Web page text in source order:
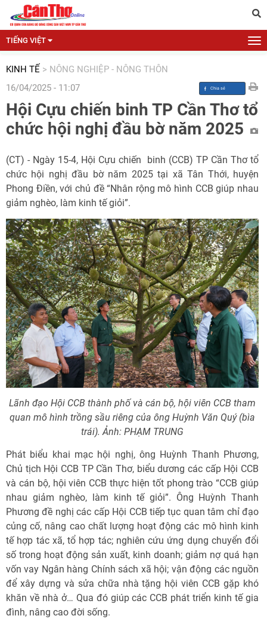
TIẾNG VIỆT
KINH TẾ > NÔNG NGHIỆP - NÔNG THÔN
16/04/2025 - 11:07
Hội Cựu chiến binh TP Cần Thơ tổ
chức hội nghị đầu bờ năm 2025
(CT) - Ngày 15-4, Hội Cựu chiến binh (CCB) TP Cần Thơ tổ
chức hội nghị đầu bờ năm 2025 tại xã Tân Thới, huyện
Phong Ðiền, với chủ đề “Nhân rộng mô hình CCB giúp nhau
giảm nghèo, làm kinh tế giỏi”.
Lãnh đạo Hội CCB thành phố và cán bộ, hội viên CCB tham
quan mô hình trồng sầu riêng của ông Huỳnh Văn Quý (bìa
trái). Ảnh: PHẠM TRUNG
Phát biểu khai mạc hội nghị, ông Huỳnh Thanh Phương,
Chủ tịch Hội CCB TP Cần Thơ, biểu dương các cấp Hội CCB
và cán bộ, hội viên CCB thực hiện tốt phong trào “CCB giúp
nhau giảm nghèo, làm kinh tế giỏi”. Ông Huỳnh Thanh
Phương đề nghị các cấp Hội CCB tiếp tục quan tâm chỉ đạo
củng cố, nâng cao chất lượng hoạt động các mô hình kinh
tế hợp tác xã, tổ hợp tác; nghiên cứu ứng dụng chuyển đổi
số trong hoạt động sản xuất, kinh doanh; giảm nợ quá hạn
vốn vay Ngân hàng Chính sách xã hội; vận động các nguồn
để xây dựng và sửa chữa nhà tặng hội viên CCB gặp khó
khăn về nhà ở… Qua đó giúp các CCB phát triển kinh tế gia
đình, nâng cao đời sống.